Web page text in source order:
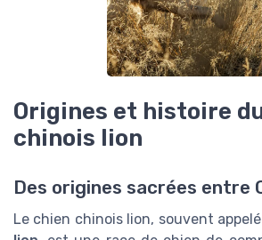
Origines et histoire
chinois lion
Des origines sacrées entre
Le chien chinois lion, souvent appelé